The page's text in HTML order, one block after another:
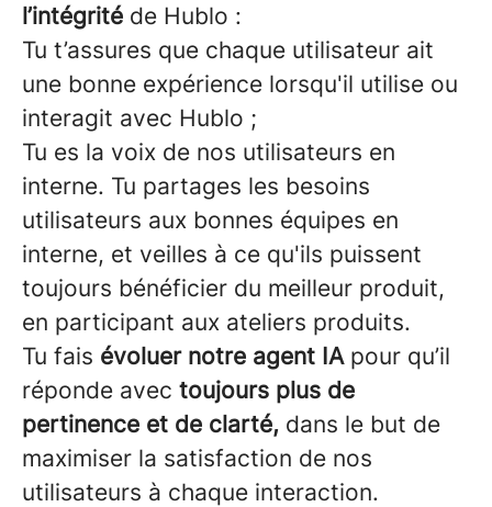
l’intégrité de Hublo :
Tu t’assures que chaque utilisateur ait
une bonne expérience lorsqu'il utilise ou
interagit avec Hublo ;
Tu es la voix de nos utilisateurs en
interne. Tu partages les besoins
utilisateurs aux bonnes équipes en
interne, et veilles à ce qu'ils puissent
toujours bénéficier du meilleur produit,
en participant aux ateliers produits.
Tu fais évoluer notre agent IApour qu’il
réponde avec toujours plus de
pertinence et de clarté, dans le but de
maximiser la satisfaction de nos
utilisateurs à chaque interaction.